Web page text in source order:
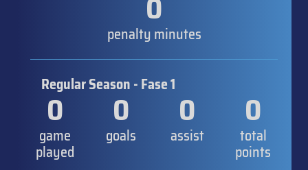
penalty minutes
Regular Season - Fase 1
0
game
played
0
goals
0
assist
0
total
points